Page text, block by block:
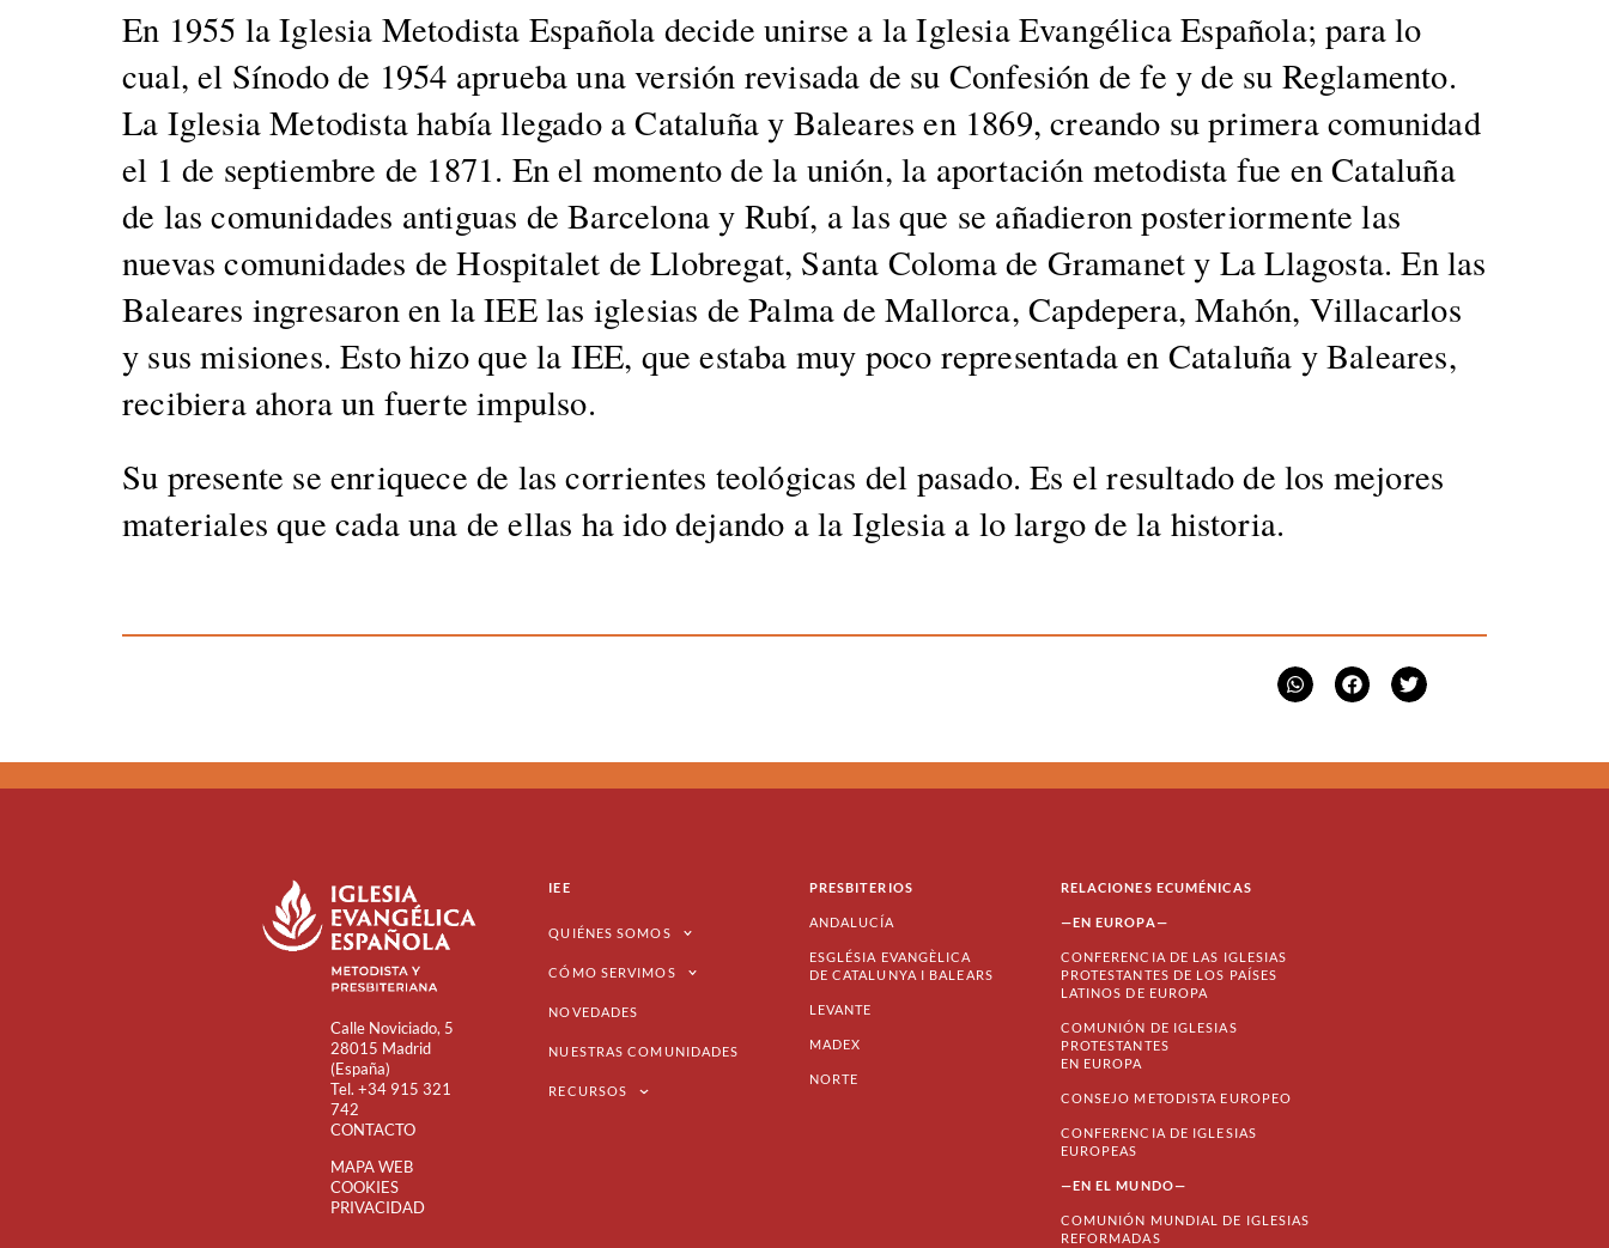
En 1955 la Igle­sia Metodista Españo­la decide unirse a la Igle­sia Evangéli­ca Españo­la; para lo
cual, el Sín­o­do de 1954 aprue­ba una ver­sión revisa­da de su Con­fe­sión de fe y de su Reglamen­to.
La Igle­sia Metodista había lle­ga­do a Cataluña y Balear­es en 1869, cre­an­do su primera comu­nidad
el 1 de sep­tiem­bre de 1871. En el momen­to de la unión, la aportación metodista fue en Cataluña
de las comu­nidades antiguas de Barcelona y Rubí, a las que se añadieron pos­te­ri­or­mente las
nuevas comu­nidades de Hos­pi­talet de Llo­bre­gat, San­ta Colo­ma de Gra­manet y La Llagos­ta. En las
Balear­es ingre­saron en la IEE las igle­sias de Pal­ma de Mal­lor­ca, Capde­pera, Mahón, Vil­lacar­los
y sus misiones. Esto hizo que la IEE, que esta­ba muy poco rep­re­sen­ta­da en Cataluña y Balear­es,
reci­biera aho­ra un fuerte impul­so.
Su pre­sente se enriquece de las cor­ri­entes teológ­i­cas del pasa­do. Es el resul­ta­do de los mejores
mate­ri­ales que cada una de ellas ha ido dejan­do a la Igle­sia a lo largo de la his­to­ria.
Calle Noviciado, 5
28015 Madrid
(España)
Tel. +34 915 321
742
CONTACTO
MAPA WEB
COOKIES
PRIVACIDAD
IEE
QUIÉNES SOMOS
CÓMO SERVIMOS
NOVEDADES
NUESTRAS COMUNIDADES
RECURSOS
PRESBITERIOS
ANDALUCÍA
ESGLÉSIA EVANGÈLICA
DE CATALUNYA I BALEARS
LEVANTE
MADEX
NORTE
RELACIONES ECUMÉNICAS
—EN EUROPA—
CONFERENCIA DE LAS IGLESIAS
PROTESTANTES DE LOS PAÍSES
LATINOS DE EUROPA
COMUNIÓN DE IGLESIAS
PROTESTANTES
EN EUROPA
CONSEJO METODISTA EUROPEO
CONFERENCIA DE IGLESIAS
EUROPEAS
—EN EL MUNDO—
COMUNIÓN MUNDIAL DE IGLESIAS
REFORMADAS